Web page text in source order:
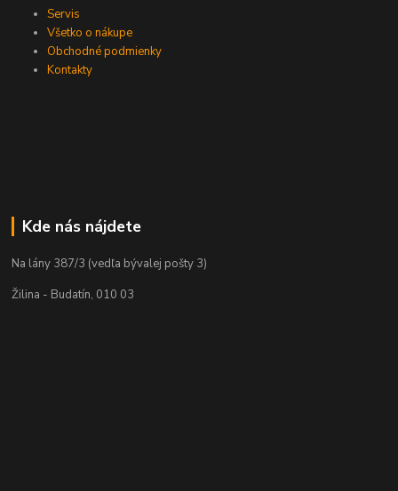
Servis
Všetko o nákupe
Obchodné podmienky
Kontakty
Kde nás nájdete
Na lány 387/3 (vedľa bývalej pošty 3)
Žilina - Budatín, 010 03